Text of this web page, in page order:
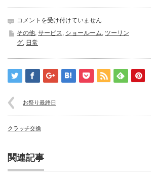
お
土
産
い
た
だ
た。
は
コメントを受け付けていません
その他, サービス, ショールーム, ツーリン
グ, 日常
お祭り最終日
クラッチ交換
関連記事